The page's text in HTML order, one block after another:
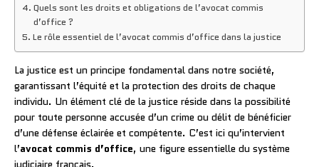
Quels sont les droits et obligations de l’avocat commis
d’office ?
Le rôle essentiel de l’avocat commis d’office dans la justice
La justice est un principe fondamental dans notre société,
garantissant l’équité et la protection des droits de chaque
individu. Un élément clé de la justice réside dans la possibilité
pour toute personne accusée d’un crime ou délit de bénéficier
d’une défense éclairée et compétente. C’est ici qu’intervient
l’avocat commis d’office, une figure essentielle du système
judiciaire français.